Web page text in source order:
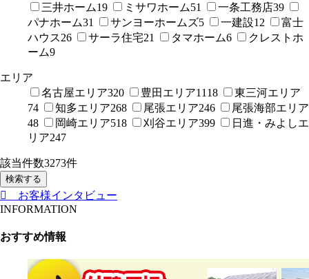
三井ホーム19 ミサワホーム51 一条工務店39
パナホーム31 サンヨーホームズ5 一建設12
富士
ハウス26 サーラ住宅21 タマホーム6
クレストホ
ーム9
エリア
名古屋エリア320 豊田エリア1118
東三河エリア
74
知多エリア268 尾張エリア246
尾張海部エリア
48
岡崎エリア518 刈谷エリア399
日進・みよしエ
リア247
該当件数3273件
検索する
お客様インタビュー
INFORMATION
おすすめ情報